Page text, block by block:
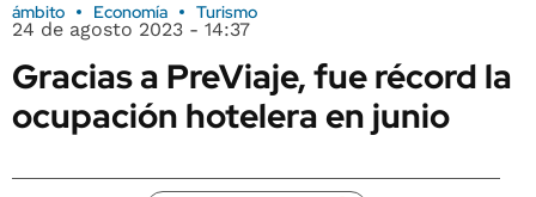
ámbito Economía Turismo
24 de agosto 2023 - 14:37
Gracias a PreViaje, fue récord la
ocupación hotelera en junio